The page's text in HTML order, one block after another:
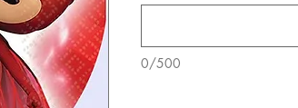
0/500